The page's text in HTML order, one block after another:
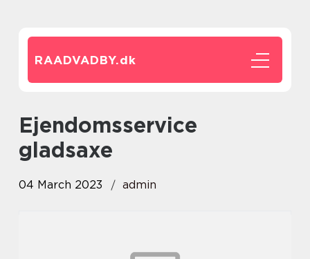
RAADVADBY.dk
ejendomsservice
gladsaxe
04 March 2023 admin